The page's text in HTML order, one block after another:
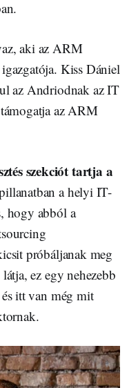
aki az ARM
Kiss Dániel
az Andriodnak az IT
az ARM
szekciót tartja a
a helyi IT-
hogy abból a
próbáljanak meg
ez egy nehezebb
itt van még mit